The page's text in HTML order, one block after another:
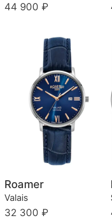
44 900 ₽
Roamer
Valais
32 300 ₽